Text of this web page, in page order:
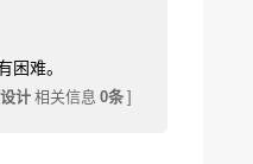
困难。
计 相关信息 0条 ]